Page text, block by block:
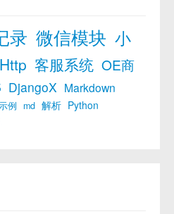
录 微信模块 小
Http 客服系统 OE商
DjangoX Markdown
例 md 解析 Python